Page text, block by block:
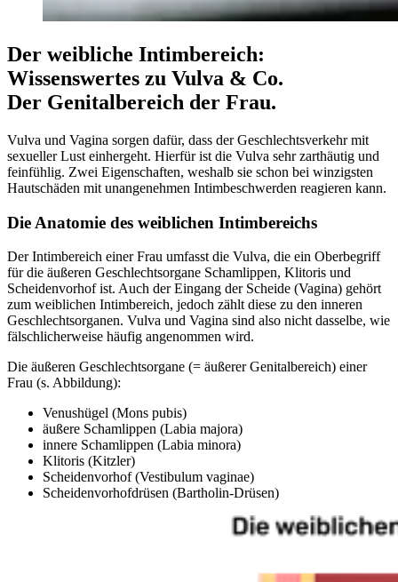
Der weibliche Intimbereich:
Wissenswertes zu Vulva & Co.
Der Genitalbereich der Frau.
Vulva und Vagina sorgen dafür, dass der Geschlechtsverkehr mit
sexueller Lust einhergeht. Hierfür ist die Vulva sehr zarthäutig und
feinfühlig. Zwei Eigenschaften, weshalb sie schon bei winzigsten
Hautschäden mit unangenehmen Intimbeschwerden reagieren kann.
Die Anatomie des weiblichen Intimbereichs
Der Intimbereich einer Frau umfasst die Vulva, die ein Oberbegriff
für die äußeren Geschlechtsorgane Schamlippen, Klitoris und
Scheidenvorhof ist. Auch der Eingang der Scheide (Vagina) gehört
zum weiblichen Intimbereich, jedoch zählt diese zu den inneren
Geschlechtsorganen. Vulva und Vagina sind also nicht dasselbe, wie
fälschlicherweise häufig angenommen wird.
Die äußeren Geschlechtsorgane (= äußerer Genitalbereich) einer
Frau (s. Abbildung):
Venushügel (Mons pubis)
äußere Schamlippen (Labia majora)
innere Schamlippen (Labia minora)
Klitoris (Kitzler)
Scheidenvorhof (Vestibulum vaginae)
Scheidenvorhofdrüsen (Bartholin-Drüsen)